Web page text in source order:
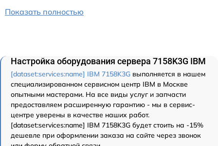
Показать полностью
Настройка оборудования сервера 7158K3G IBM
[dataset:services:name] IBM 7158K3G выполняется в нашем
специализированном сервисном центр IBM в Москве
опытными мастерами. На все виды услуг и запчасти
предоставляем расширенную гарантию - мы в сервис-
центре уверены в качестве наших работ.
[dataset:services:name] IBM 7158K3G будет стоить на -15%
дешевле при оформлении заказа на сайте через звонок